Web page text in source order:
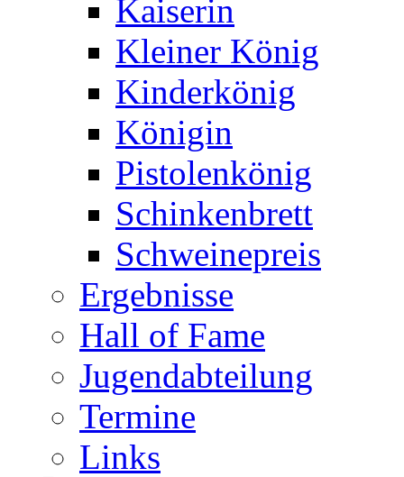
Kaiserin
Kleiner König
Kinderkönig
Königin
Pistolenkönig
Schinkenbrett
Schweinepreis
Ergebnisse
Hall of Fame
Jugendabteilung
Termine
Links